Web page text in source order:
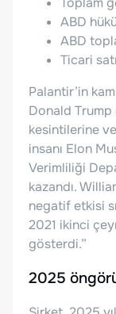
ABD
ABD
Ticari
Palantir’in
Donald
kesintilerine
insanı Elon
Verimliliği
kazandı.
negatif etkisi
2021 ikinci
gösterdi.”
2025